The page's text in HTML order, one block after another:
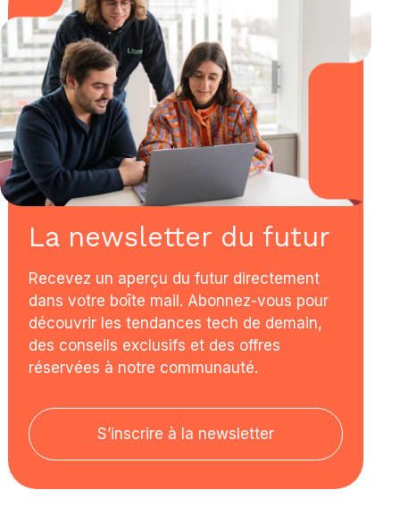
La newsletter du futur
Recevez un aperçu du futur directement
dans votre boîte mail. Abonnez-vous pour
découvrir les tendances tech de demain,
des conseils exclusifs et des offres
réservées à notre communauté.
S’inscrire à la newsletter